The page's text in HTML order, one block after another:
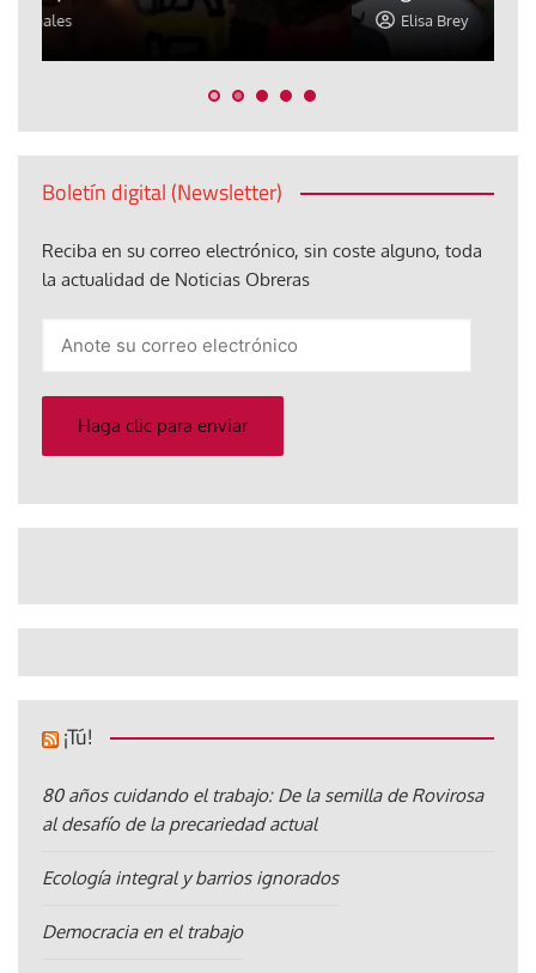
Boletín digital (Newsletter)
Reciba en su correo electrónico, sin coste alguno, toda
la actualidad de Noticias Obreras
electrónico
Haga clic para enviar
¡Tú!
80 años cuidando el trabajo: De la semilla de Rovirosa
al desafío de la precariedad actual
Ecología integral y barrios ignorados
Democracia en el trabajo